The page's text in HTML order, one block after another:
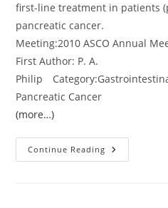
first-line treatment in patients
pancreatic cancer.
Meeting:2010 ASCO Annual
First Author: P. A.
Philip
Pancreatic Cancer
(more…)
Continue Reading ASCO:
転